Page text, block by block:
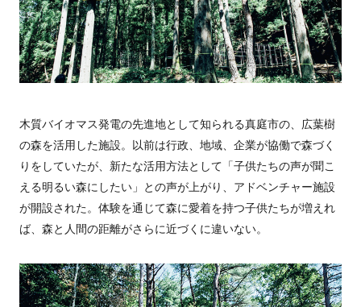
木質バイオマス発電の先進地として知られる真庭市の、広葉樹
の森を活用した施設。以前は行政、地域、企業が協働で森づく
りをしていたが、新たな活用方法として「子供たちの声が聞こ
える明るい森にしたい」との声が上がり、アドベンチャー施設
が開設された。体験を通じて森に愛着を持つ子供たちが増えれ
ば、森と人間の距離がさらに近づくに違いない。